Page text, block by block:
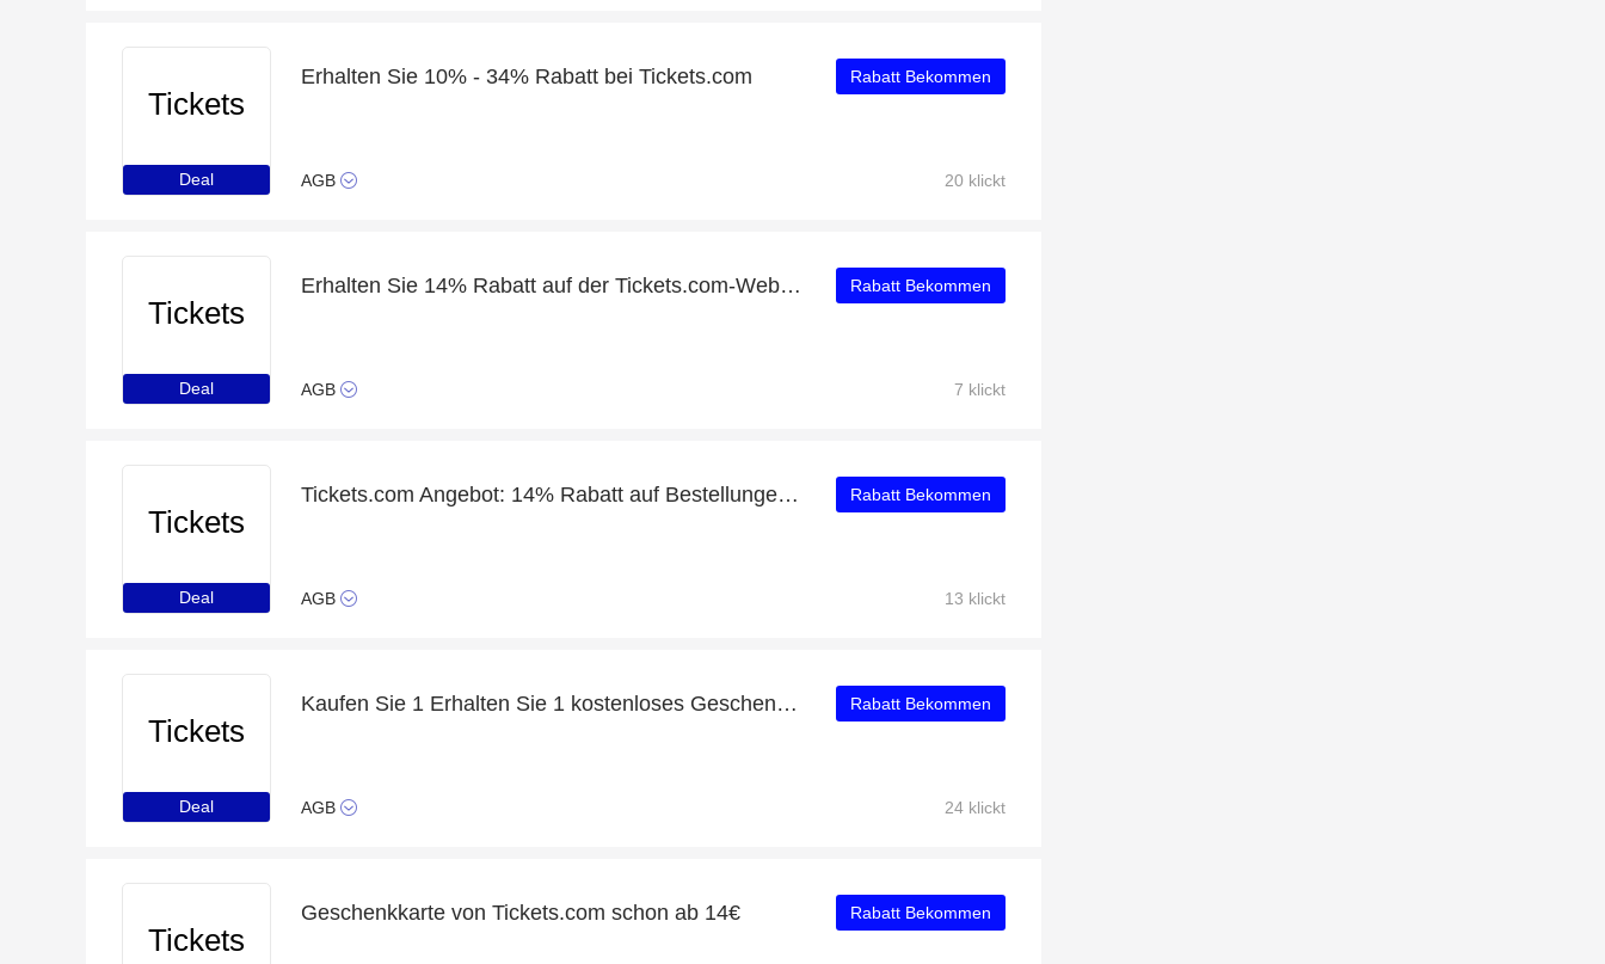
Tickets
Deal
Erhalten Sie 10% - 34% Rabatt bei Tickets.com
AGB
Rabatt Bekommen
20 klickt
Tickets
Deal
Erhalten Sie 14% Rabatt auf der Tickets.com-Website
AGB
Rabatt Bekommen
7 klickt
Tickets
Deal
Tickets.com Angebot: 14% Rabatt auf Bestellungen über 80€
AGB
Rabatt Bekommen
13 klickt
Tickets
Deal
Kaufen Sie 1 Erhalten Sie 1 kostenloses Geschenk auf ausgewählte Artikel
AGB
Rabatt Bekommen
24 klickt
Tickets
Geschenkkarte von Tickets.com schon ab 14€ Rabatt Bekommen